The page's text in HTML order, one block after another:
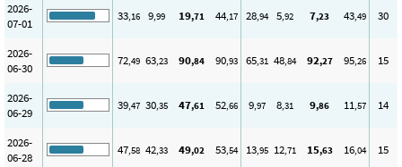
2026-
07-01
33,16 9,99 19,71 44,17 28,94 5,92 7,23 43,49 30
2026-
06-30
72,49 63,23 90,84 90,93 65,31 48,84 92,27 95,26 15
2026-
06-29
39,47 30,35 47,61 52,66 9,97 8,31 9,86 11,57 14
2026-
06-28
47,58 42,33 49,02 53,54 13,95 12,71 15,63 16,04 15